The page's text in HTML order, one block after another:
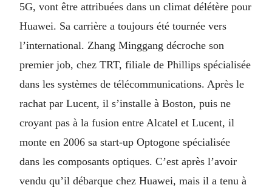
5G, vont être attribuées dans un climat délétère pour
Huawei. Sa carrière a toujours été tournée vers
l’international. Zhang Minggang décroche son
premier job, chez TRT, filiale de Phillips spécialisée
dans les systèmes de télécommunications. Après le
rachat par Lucent, il s’installe à Boston, puis ne
croyant pas à la fusion entre Alcatel et Lucent, il
monte en 2006 sa start-up Optogone spécialisée
dans les composants optiques. C’est après l’avoir
vendu qu’il débarque chez Huawei, mais il a tenu à